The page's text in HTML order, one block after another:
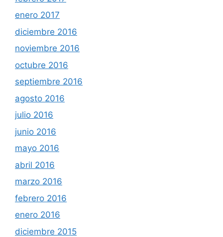
enero 2017
diciembre 2016
noviembre 2016
octubre 2016
septiembre 2016
agosto 2016
julio 2016
junio 2016
mayo 2016
abril 2016
marzo 2016
febrero 2016
enero 2016
diciembre 2015